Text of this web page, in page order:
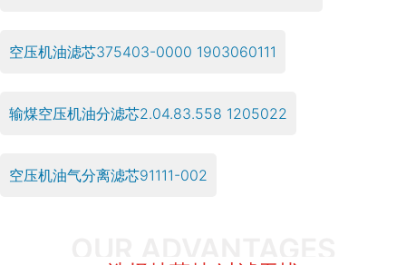
空压机油滤芯375403-0000 1903060111
输煤空压机油分滤芯2.04.83.558 1205022
空压机油气分离滤芯91111-002